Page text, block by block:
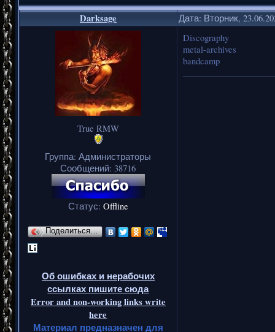
Darksage Дата: Вторник,
True RMW
Группа: Администраторы
Сообщений: 38716
Статус: Offline
Поделиться…
Об ошибках и нерабочих
ссылках пишите сюда
Error and non-working links write
here
Материал предназначен для
Discography
metal-archives
bandcamp